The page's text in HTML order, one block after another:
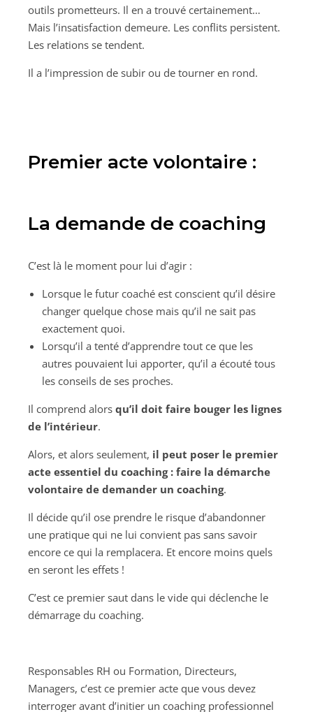
outils prometteurs. Il en a trouvé certainement…
Mais l’insatisfaction demeure. Les conflits persistent.
Les relations se tendent.
Il a l’impression de subir ou de tourner en rond.
Premier acte volontaire :
La demande de coaching
C’est là le moment pour lui d’agir :
Lorsque le futur coaché est conscient qu’il désire
changer quelque chose mais qu’il ne sait pas
exactement quoi.
Lorsqu’il a tenté d’apprendre tout ce que les
autres pouvaient lui apporter, qu’il a écouté tous
les conseils de ses proches.
Il comprend alors qu’il doit faire bouger les lignes
de l’intérieur.
Alors, et alors seulement, il peut poser le premier
acte essentiel du coaching : faire la démarche
volontaire de demander un coaching.
Il décide qu’il ose prendre le risque d’abandonner
une pratique qui ne lui convient pas sans savoir
encore ce qui la remplacera. Et encore moins quels
en seront les effets !
C’est ce premier saut dans le vide qui déclenche le
démarrage du coaching.
Responsables RH ou Formation, Directeurs,
Managers, c’est ce premier acte que vous devez
interroger avant d’initier un coaching professionnel